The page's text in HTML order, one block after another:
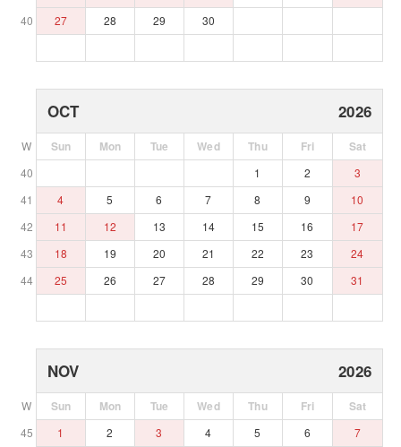
40
27 28 29 30
OCT 2026
W Sun Mon Tue Wed Thu Fri Sat
40 1 2
3
41
4 5 6 7 8 9
10
42
11 12 13 14 15 16
17
43
18 19 20 21 22 23
24
44
25 26 27 28 29 30 31
NOV 2026
W Sun Mon Tue Wed Thu Fri Sat
45 1 2 3 4 5 6
7